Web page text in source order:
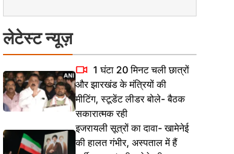
लेटेस्ट न्यूज़
1 घंटा 20 मिनट चली छात्रों
और झारखंड के मंत्रियों की
मीटिंग, स्टूडेंट लीडर बोले- बैठक
सकारात्मक रही
इजरायली सूत्रों का दावा- खामेनेई
की हालत गंभीर, अस्पताल में हैं